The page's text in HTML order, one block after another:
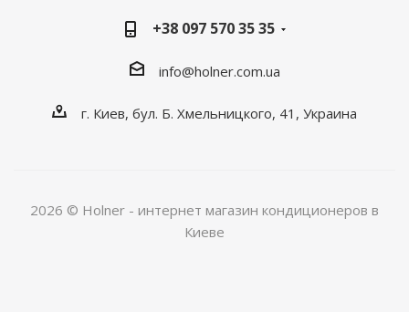
+38 097 570 35 35
info@holner.com.ua
г. Киев, бул. Б. Хмельницкого, 41, Украина
2026 © Holner - интернет магазин кондиционеров в
Киеве